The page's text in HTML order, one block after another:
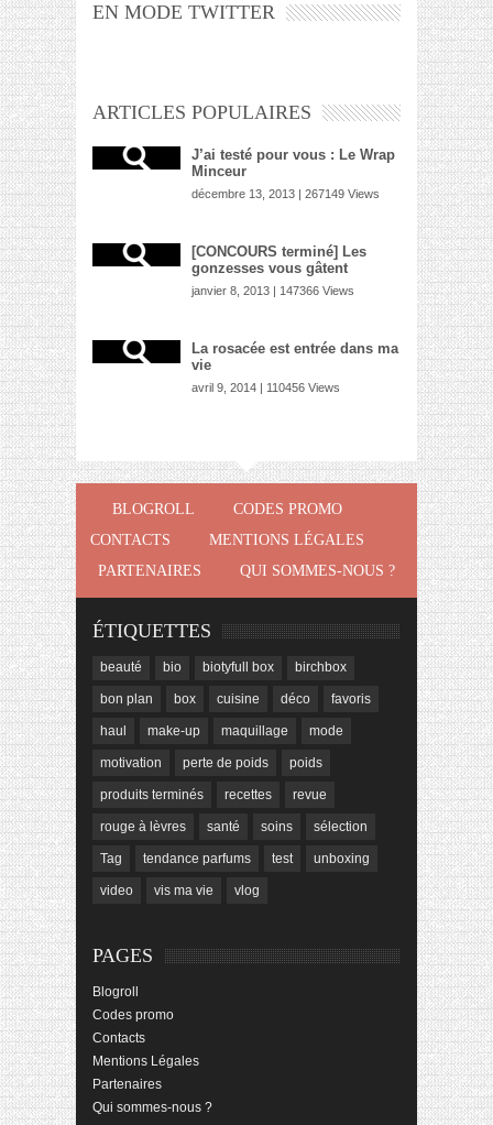
EN MODE TWITTER
ARTICLES POPULAIRES
J’ai testé pour vous : Le Wrap
Minceur
décembre 13, 2013 | 267149 Views
[CONCOURS terminé] Les
gonzesses vous gâtent
janvier 8, 2013 | 147366 Views
La rosacée est entrée dans ma
vie
avril 9, 2014 | 110456 Views
BLOGROLL
CODES PROMO
CONTACTS
MENTIONS LÉGALES
PARTENAIRES
QUI SOMMES-NOUS ?
ÉTIQUETTES
beauté bio biotyfull box birchbox
bon plan box cuisine déco favoris
haul make-up maquillage mode
motivation perte de poids poids
produits terminés recettes revue
rouge à lèvres santé soins sélection
Tag tendance parfums test unboxing
video vis ma vie vlog
PAGES
Blogroll
Codes promo
Contacts
Mentions Légales
Partenaires
Qui sommes-nous ?